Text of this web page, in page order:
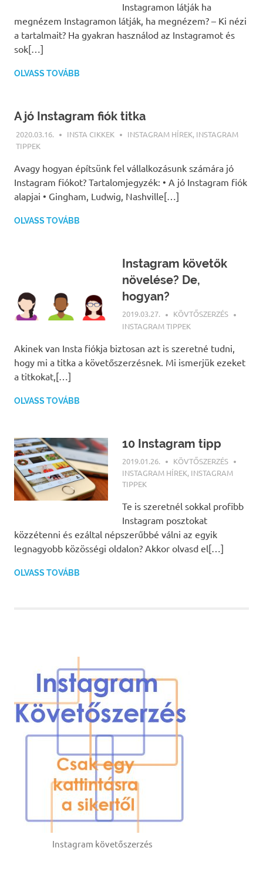
Instagramon látják ha
megnézem Instagramon látják, ha megnézem? – Ki nézi
a tartalmait? Ha gyakran használod az Instagramot és
sok[…]
OLVASS TOVÁBB
A jó Instagram fiók titka
2020.03.16. INSTA CIKKEK INSTAGRAM HÍREK, INSTAGRAM
TIPPEK
Avagy hogyan építsünk fel vállalkozásunk számára jó
Instagram fiókot? Tartalomjegyzék: • A jó Instagram fiók
alapjai • Gingham, Ludwig, Nashville[…]
OLVASS TOVÁBB
Instagram követők
növelése? De,
hogyan?
2019.03.27.
KÖVTŐSZERZÉS
INSTAGRAM TIPPEK
Akinek van Insta fiókja biztosan azt is szeretné tudni,
hogy mi a titka a követőszerzésnek. Mi ismerjük ezeket
a titkokat,[…]
OLVASS TOVÁBB
10 Instagram tipp
2019.01.26.
KÖVTŐSZERZÉS
INSTAGRAM HÍREK, INSTAGRAM
TIPPEK
Te is szeretnél sokkal profibb
Instagram posztokat
közzétenni és ezáltal népszerűbbé válni az egyik
legnagyobb közösségi oldalon? Akkor olvasd el[…]
OLVASS TOVÁBB
Instagram követőszerzés